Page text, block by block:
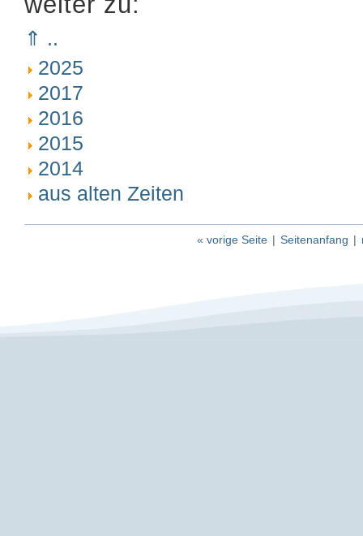
⇑ ..
2025
2017
2016
2015
2014
aus alten Zeiten
« vorige Seite | Seitenanfang |